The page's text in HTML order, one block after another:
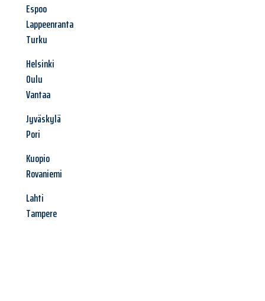
Espoo
Lappeenranta
Turku
Helsinki
Oulu
Vantaa
Jyväskylä
Pori
Kuopio
Rovaniemi
Lahti
Tampere